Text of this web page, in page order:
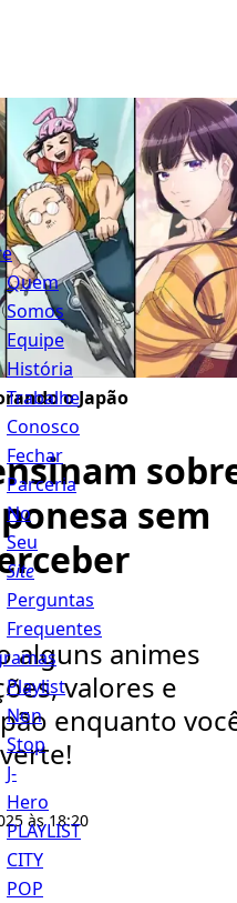
Quem
Somos
Equipe
História
Trabalhe
Conosco
Fechar
Parceria
No
Seu
Site
Perguntas
Frequentes
Playlist
Non
Stop
J-
Hero
PLAYLIST
CITY
POP
o Japão
sem
alguns animes
valores e
enquanto
às 18:20